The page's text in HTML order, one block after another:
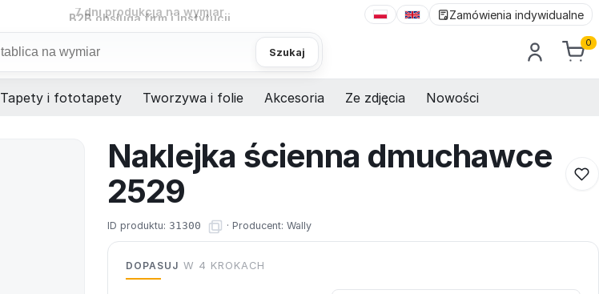
B2Bobsługa firm i instytucji Zamówienia indywidualne
Szukaj
0
Tapety i fototapety Tworzywa i folie Akcesoria Ze zdjęcia Nowości
Naklejka ścienna dmuchawce
2529
ID produktu: 31300 · Producent: Wally
DOPASUJ W 4 KROKACH